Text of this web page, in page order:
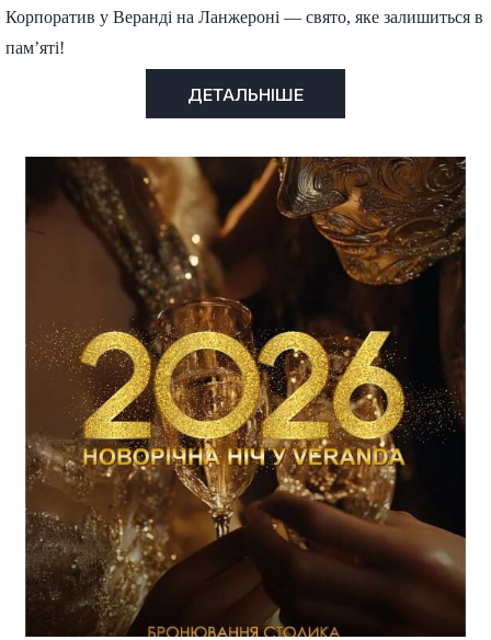
Корпоратив у Веранді на Ланжероні — свято, яке залишиться в
пам’яті!
ДЕТАЛЬНІШЕ